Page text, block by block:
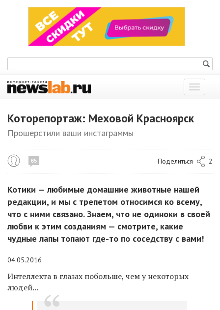
Показать
меню
Которепортаж: Меховой Красноярск
Прошерстили ваши инстаграммы
65 Поделиться 2
Котики — любимые домашние животные нашей
редакции, и мы с трепетом относимся ко всему,
что с ними связано. Знаем, что не одиноки в своей
любви к этим созданиям — смотрите, какие
чудные лапы топают где-то по соседству с вами!
04.05.2016
Интеллекта в глазах побольше, чем у некоторых
людей...